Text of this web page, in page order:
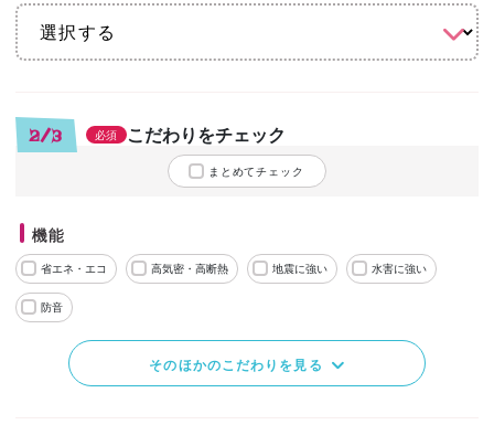
2/3 必須 こだわりをチェック
まとめてチェック
機能
省エネ・エコ 高気密・高断熱 地震に強い 水害に強い
防音
そのほかのこだわりを見る